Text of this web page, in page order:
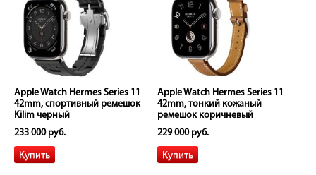
Apple Watch Hermes Series 11
42mm, спортивный ремешок
Kilim черный
233 000 руб.
Apple Watch Hermes Series 11
42mm, тонкий кожаный
ремешок коричневый
229 000 руб.